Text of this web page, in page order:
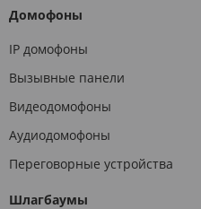
Домофоны
IP домофоны
Вызывные панели
Видеодомофоны
Аудиодомофоны
Переговорные устройства
Шлагбаумы